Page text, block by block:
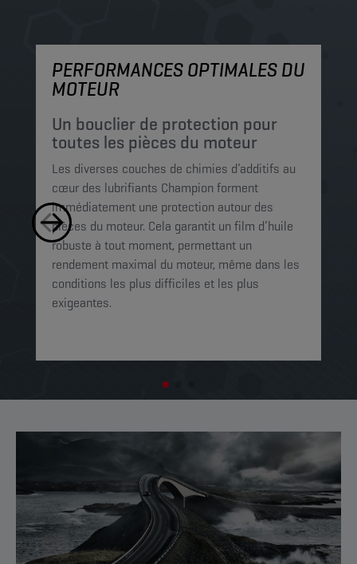
PERFORMANCES OPTIMALES DU
MOTEUR
Un bouclier de protection pour
toutes les pièces du moteur
Les diverses couches de chimies d’additifs au
cœur des lubrifiants Champion forment
immédiatement une protection autour des
pièces du moteur. Cela garantit un film d’huile
robuste à tout moment, permettant un
rendement maximal du moteur, même dans les
conditions les plus difficiles et les plus
exigeantes.